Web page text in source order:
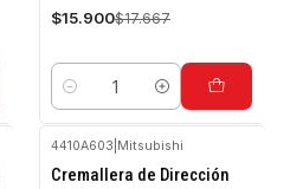
$15.900$17.667
Cantidad
-10%
OFF
4410A603 Mitsubishi
Cremallera de Dirección